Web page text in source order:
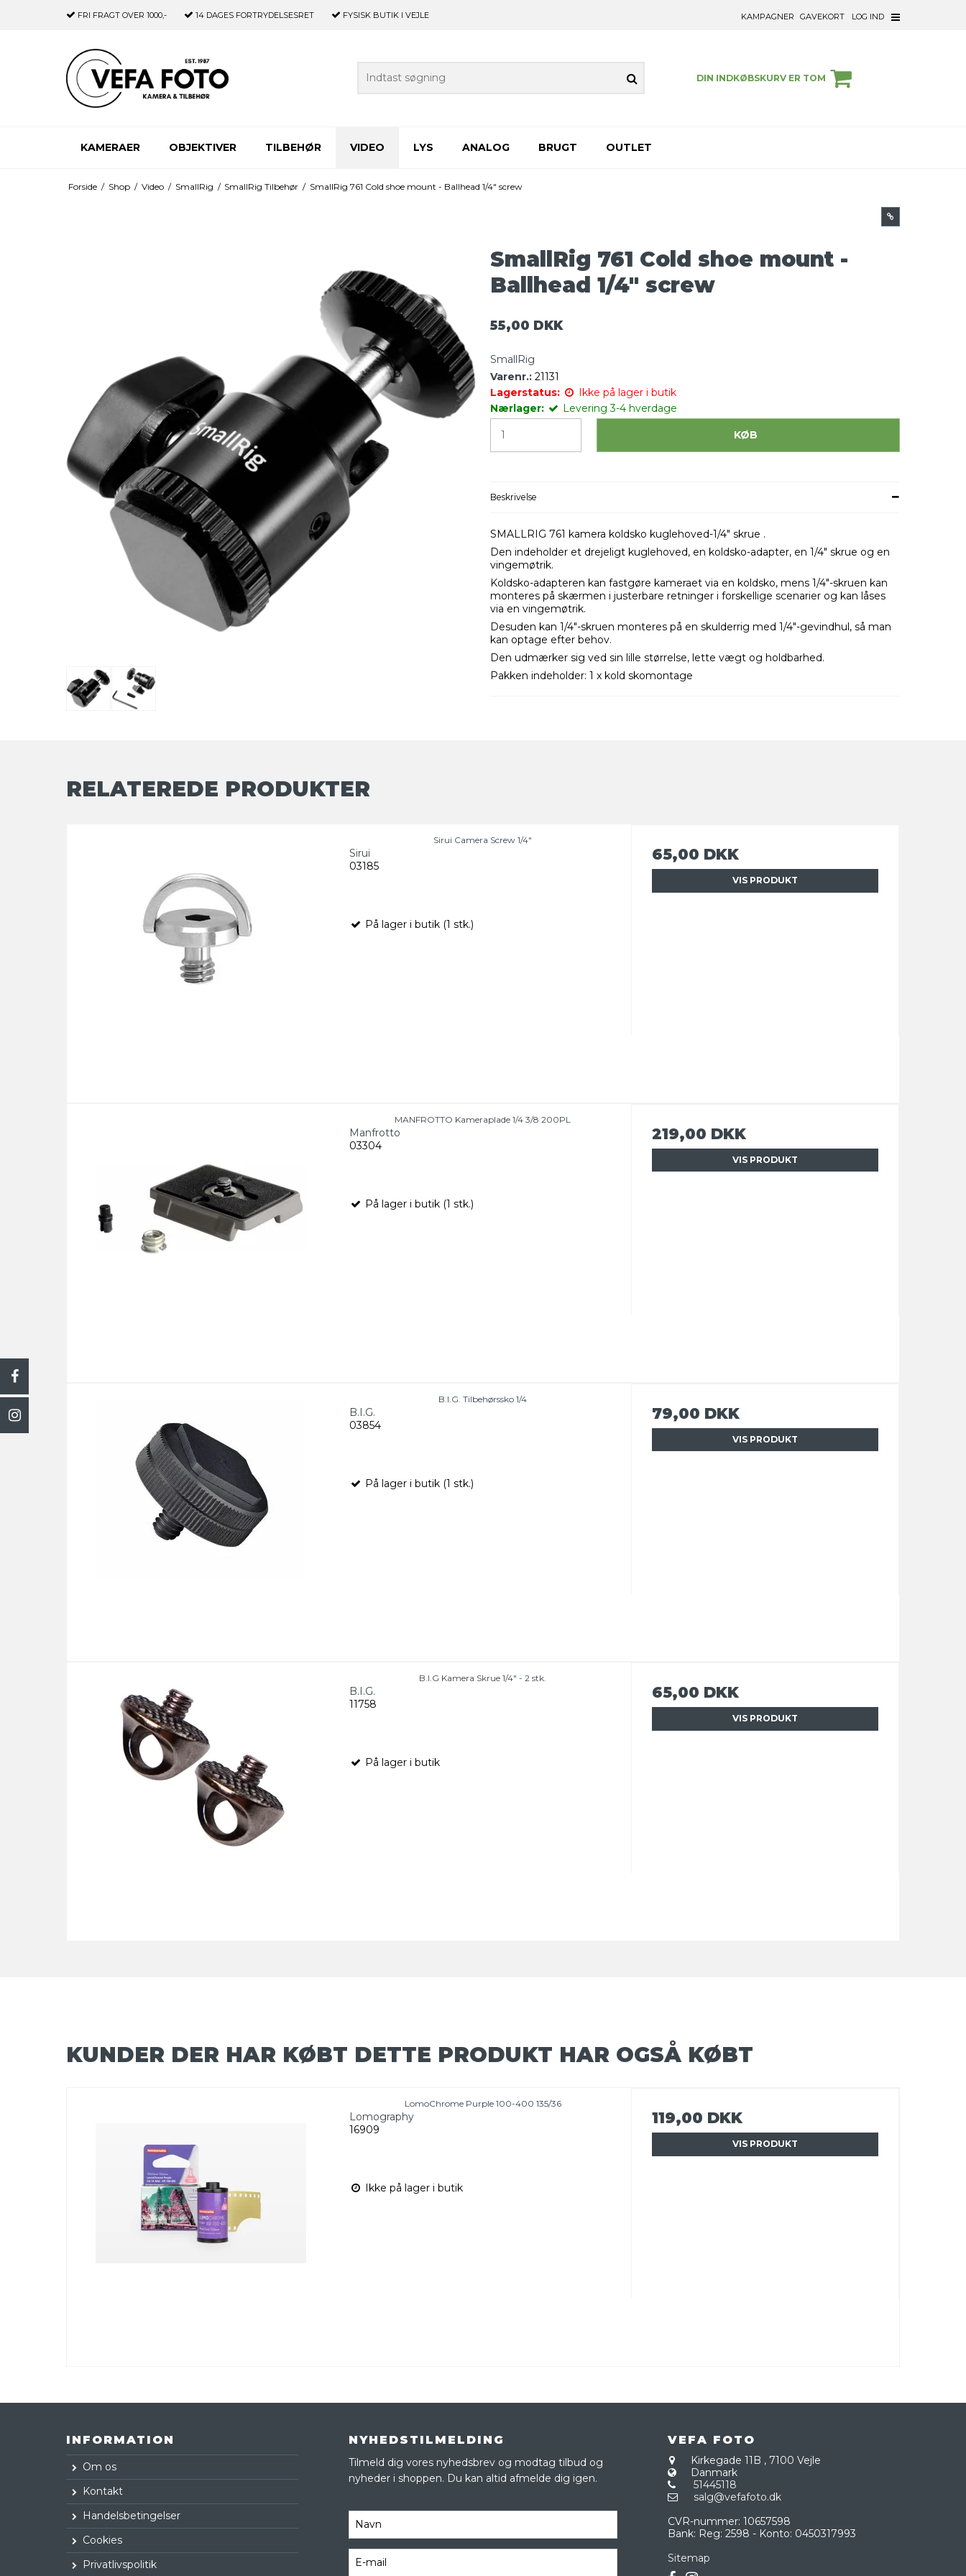
FRI FRAGT OVER 1000,- 14 DAGES FORTRYDELSESRET FYSISK BUTIK I VEJLE KAMPAGNER GAVEKORT LOG IND
DIN INDKØBSKURV ER TOM
KAMERAER OBJEKTIVER TILBEHØR VIDEO LYS ANALOG BRUGT OUTLET
Forside / Shop / Video / SmallRig / SmallRig Tilbehør / SmallRig 761 Cold shoe mount - Ballhead 1/4" screw
SmallRig 761 Cold shoe mount -
Ballhead 1/4" screw
55,00 DKK
SmallRig
Varenr.: 21131
Lagerstatus:
Ikke på lager i butik
Nærlager:
Levering 3-4 hverdage
KØB
Beskrivelse
SMALLRIG 761 kamera koldsko kuglehoved-1/4" skrue .
Den indeholder et drejeligt kuglehoved, en koldsko-adapter, en 1/4" skrue og en
vingemøtrik.
Koldsko-adapteren kan fastgøre kameraet via en koldsko, mens 1/4"-skruen kan
monteres på skærmen i justerbare retninger i forskellige scenarier og kan låses
via en vingemøtrik.
Desuden kan 1/4"-skruen monteres på en skulderrig med 1/4"-gevindhul, så man
kan optage efter behov.
Den udmærker sig ved sin lille størrelse, lette vægt og holdbarhed.
Pakken indeholder: 1 x kold skomontage
RELATEREDE PRODUKTER
Sirui Camera Screw 1/4"
Sirui
03185
På lager i butik (1 stk.)
65,00 DKK
VIS PRODUKT
MANFROTTO Kameraplade 1/4 3/8 200PL
Manfrotto
03304
På lager i butik (1 stk.)
219,00 DKK
VIS PRODUKT
B.I.G. Tilbehørssko 1/4
B.I.G.
03854
På lager i butik (1 stk.)
79,00 DKK
VIS PRODUKT
B.I.G Kamera Skrue 1/4" - 2 stk.
B.I.G.
11758
På lager i butik
65,00 DKK
VIS PRODUKT
KUNDER DER HAR KØBT DETTE PRODUKT HAR OGSÅ KØBT
LomoChrome Purple 100-400 135/36
Lomography
16909
Ikke på lager i butik
119,00 DKK
VIS PRODUKT
INFORMATION
Om os
Kontakt
Handelsbetingelser
Cookies
Privatlivspolitik
NYHEDSTILMELDING
Tilmeld dig vores nyhedsbrev og modtag tilbud og
nyheder i shoppen. Du kan altid afmelde dig igen.
VEFA FOTO
Kirkegade 11B ,7100 Vejle
Danmark
51445118
salg@vefafoto.dk
CVR-nummer: 10657598
Bank: Reg: 2598 - Konto: 0450317993
Sitemap